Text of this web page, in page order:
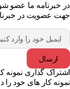
خبرنامه ما عضو
عضویت در خبرنامه
ارسال
گذاری نمونه کار
کار های خود را